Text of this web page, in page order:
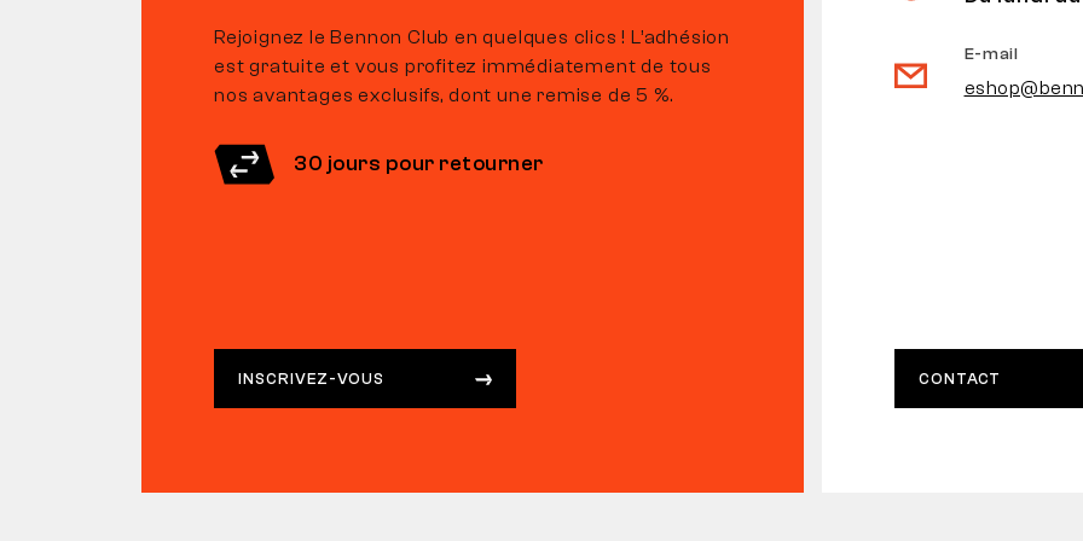
Rejoignez le Bennon Club en quelques clics ! L’adhésion
est gratuite et vous profitez immédiatement de tous
nos avantages exclusifs, dont une remise de 5 %.
30 jours pour retourner
INSCRIVEZ-VOUS
E-mail
CONTACT